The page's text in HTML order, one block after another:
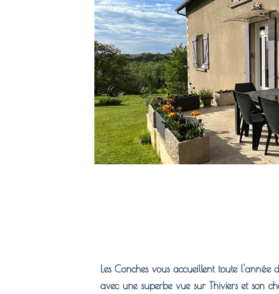
Les Conches vous accueillent toute
avec une superbe vue sur Thiviers et son